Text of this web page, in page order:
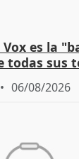
es la
todas sus
06/08/2026